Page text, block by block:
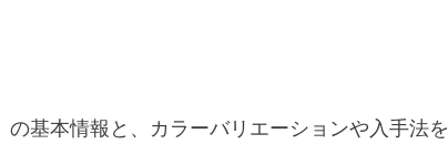
基本情報と、カラーバリエーションや入手法を